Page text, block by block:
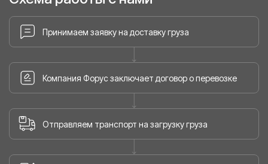
Принимаем заявку на доставку груза
Компания Форус заключает договор о перевозке
Отправляем транспорт на загрузку груза